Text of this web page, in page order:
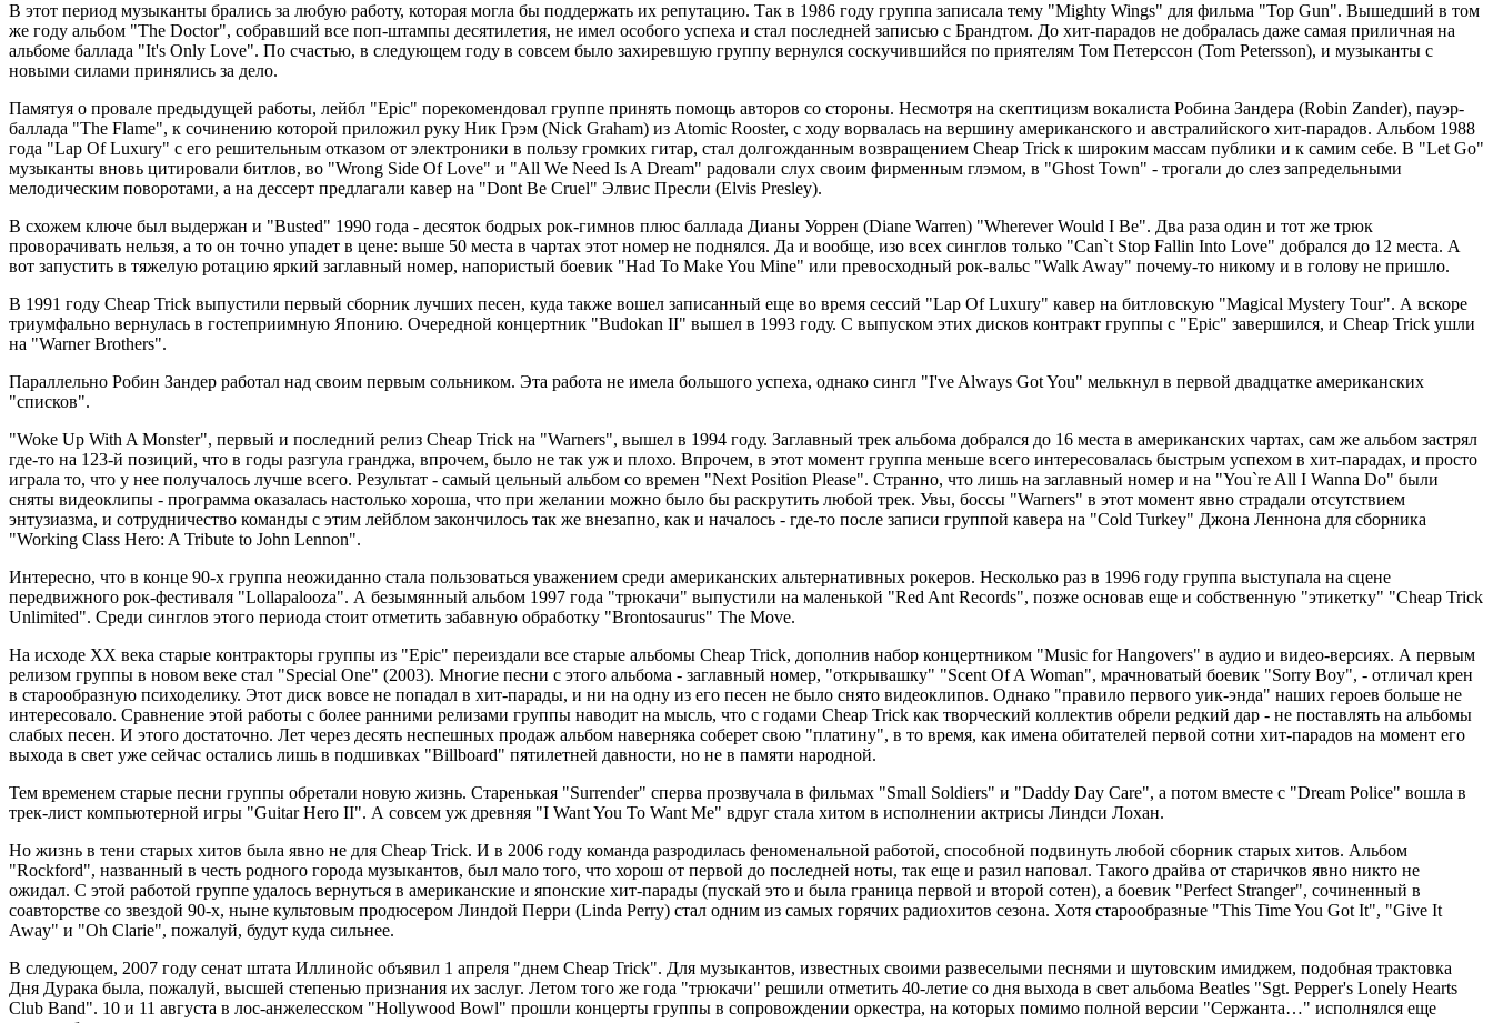
В этот период музыканты брались за любую работу, которая могла бы поддержать их репутацию. Так в 1986 году группа записала тему "Mighty Wings" для фильма "Top Gun". Вышедший в том
же году альбом "The Doctor", собравший все поп-штампы десятилетия, не имел особого успеха и стал последней записью с Брандтом. До хит-парадов не добралась даже самая приличная на
альбоме баллада "It's Only Love". По счастью, в следующем году в совсем было захиревшую группу вернулся соскучившийся по приятелям Том Петерссон (Tom Petersson), и музыканты с
новыми силами принялись за дело.
Памятуя о провале предыдущей работы, лейбл "Epic" порекомендовал группе принять помощь авторов со стороны. Несмотря на скептицизм вокалиста Робина Зандера (Robin Zander), пауэр-
баллада "The Flame", к сочинению которой приложил руку Ник Грэм (Nick Graham) из Atomic Rooster, с ходу ворвалась на вершину американского и австралийского хит-парадов. Альбом 1988
года "Lap Of Luxury" с его решительным отказом от электроники в пользу громких гитар, стал долгожданным возвращением Cheap Trick к широким массам публики и к самим себе. В "Let Go"
музыканты вновь цитировали битлов, во "Wrong Side Of Love" и "All We Need Is A Dream" радовали слух своим фирменным глэмом, в "Ghost Town" - трогали до слез запредельными
мелодическим поворотами, а на дессерт предлагали кавер на "Dont Be Cruel" Элвис Пресли (Elvis Presley).
В схожем ключе был выдержан и "Busted" 1990 года - десяток бодрых рок-гимнов плюс баллада Дианы Уоррен (Diane Warren) "Wherever Would I Be". Два раза один и тот же трюк
проворачивать нельзя, а то он точно упадет в цене: выше 50 места в чартах этот номер не поднялся. Да и вообще, изо всех синглов только "Can`t Stop Fallin Into Love" добрался до 12 места. А
вот запустить в тяжелую ротацию яркий заглавный номер, напористый боевик "Had To Make You Mine" или превосходный рок-вальс "Walk Away" почему-то никому и в голову не пришло.
В 1991 году Cheap Trick выпустили первый сборник лучших песен, куда также вошел записанный еще во время сессий "Lap Of Luxury" кавер на битловскую "Magical Mystery Tour". А вскоре
триумфально вернулась в гостеприимную Японию. Очередной концертник "Budokan II" вышел в 1993 году. С выпуском этих дисков контракт группы с "Epic" завершился, и Cheap Trick ушли
на "Warner Brothers".
Параллельно Робин Зандер работал над своим первым сольником. Эта работа не имела большого успеха, однако сингл "I've Always Got You" мелькнул в первой двадцатке американских
"списков".
"Woke Up With A Monster", первый и последний релиз Cheap Trick на "Warners", вышел в 1994 году. Заглавный трек альбома добрался до 16 места в американских чартах, сам же альбом застрял
где-то на 123-й позиций, что в годы разгула гранджа, впрочем, было не так уж и плохо. Впрочем, в этот момент группа меньше всего интересовалась быстрым успехом в хит-парадах, и просто
играла то, что у нее получалось лучше всего. Результат - самый цельный альбом со времен "Next Position Please". Странно, что лишь на заглавный номер и на "You`re All I Wanna Do" были
сняты видеоклипы - программа оказалась настолько хороша, что при желании можно было бы раскрутить любой трек. Увы, боссы "Warners" в этот момент явно страдали отсутствием
энтузиазма, и сотрудничество команды с этим лейблом закончилось так же внезапно, как и началось - где-то после записи группой кавера на "Cold Turkey" Джона Леннона для сборника
"Working Class Hero: A Tribute to John Lennon".
Интересно, что в конце 90-х группа неожиданно стала пользоваться уважением среди американских альтернативных рокеров. Несколько раз в 1996 году группа выступала на сцене
передвижного рок-фестиваля "Lollapalooza". А безымянный альбом 1997 года "трюкачи" выпустили на маленькой "Red Ant Records", позже основав еще и собственную "этикетку" "Cheap Trick
Unlimited". Среди синглов этого периода стоит отметить забавную обработку "Brontosaurus" The Move.
На исходе ХХ века старые контракторы группы из "Epic" переиздали все старые альбомы Cheap Trick, дополнив набор концертником "Music for Hangovers" в аудио и видео-версиях. А первым
релизом группы в новом веке стал "Special One" (2003). Многие песни с этого альбома - заглавный номер, "открывашку" "Scent Of A Woman", мрачноватый боевик "Sorry Boy", - отличал крен
в старообразную психоделику. Этот диск вовсе не попадал в хит-парады, и ни на одну из его песен не было снято видеоклипов. Однако "правило первого уик-энда" наших героев больше не
интересовало. Сравнение этой работы с более ранними релизами группы наводит на мысль, что с годами Cheap Trick как творческий коллектив обрели редкий дар - не поставлять на альбомы
слабых песен. И этого достаточно. Лет через десять неспешных продаж альбом наверняка соберет свою "платину", в то время, как имена обитателей первой сотни хит-парадов на момент его
выхода в свет уже сейчас остались лишь в подшивках "Billboard" пятилетней давности, но не в памяти народной.
Тем временем старые песни группы обретали новую жизнь. Старенькая "Surrender" сперва прозвучала в фильмах "Small Soldiers" и "Daddy Day Care", а потом вместе с "Dream Police" вошла в
трек-лист компьютерной игры "Guitar Hero II". А совсем уж древняя "I Want You To Want Me" вдруг стала хитом в исполнении актрисы Линдси Лохан.
Но жизнь в тени старых хитов была явно не для Cheap Trick. И в 2006 году команда разродилась феноменальной работой, способной подвинуть любой сборник старых хитов. Альбом
"Rockford", названный в честь родного города музыкантов, был мало того, что хорош от первой до последней ноты, так еще и разил наповал. Такого драйва от старичков явно никто не
ожидал. С этой работой группе удалось вернуться в американские и японские хит-парады (пускай это и была граница первой и второй сотен), а боевик "Perfect Stranger", сочиненный в
соавторстве со звездой 90-х, ныне культовым продюсером Линдой Перри (Linda Perry) стал одним из самых горячих радиохитов сезона. Хотя старообразные "This Time You Got It", "Give It
Away" и "Oh Clarie", пожалуй, будут куда сильнее.
В следующем, 2007 году сенат штата Иллинойс объявил 1 апреля "днем Cheap Trick". Для музыкантов, известных своими развеселыми песнями и шутовским имиджем, подобная трактовка
Дня Дурака была, пожалуй, высшей степенью признания их заслуг. Летом того же года "трюкачи" решили отметить 40-летие со дня выхода в свет альбома Beatles "Sgt. Pepper's Lonely Hearts
Club Band". 10 и 11 августа в лос-анжелесском "Hollywood Bowl" прошли концерты группы в сопровождении оркестра, на которых помимо полной версии "Сержанта…" исполнялся еще